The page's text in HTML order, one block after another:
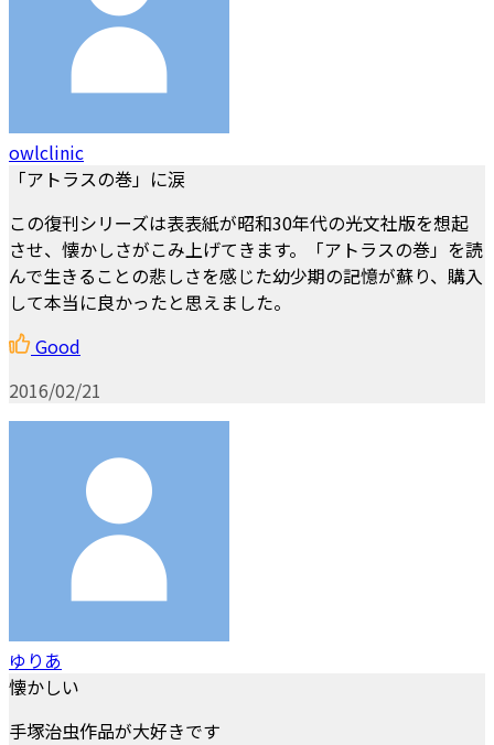
owlclinic
「アトラスの巻」に涙
この復刊シリーズは表表紙が昭和30年代の光文社版を想起
させ、懐かしさがこみ上げてきます。「アトラスの巻」を読
んで生きることの悲しさを感じた幼少期の記憶が蘇り、購入
して本当に良かったと思えました。
Good
2016/02/21
ゆりあ
懐かしい
手塚治虫作品が大好きです